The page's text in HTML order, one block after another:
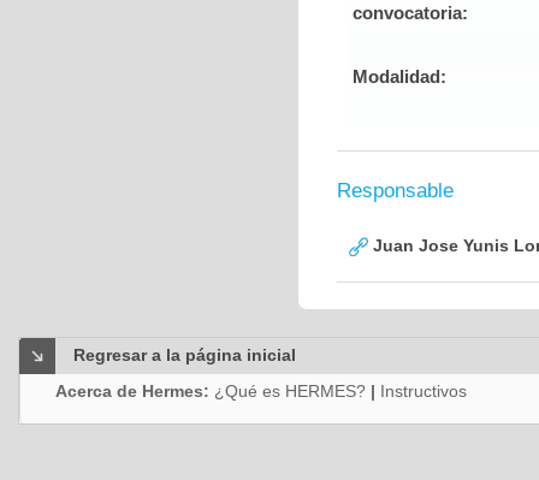
convocatoria:
Modalidad:
Responsable
Juan Jose Yunis
Regresar a la página inicial
Acerca de Hermes: ¿Qué es HERMES? | Instructivos